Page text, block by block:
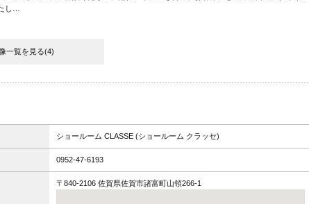
し…
一覧を見る(4)
ショールーム CLASSE (ショールーム クラッセ)
0952-47-6193
〒840-2106 佐賀県佐賀市諸富町山領266-1